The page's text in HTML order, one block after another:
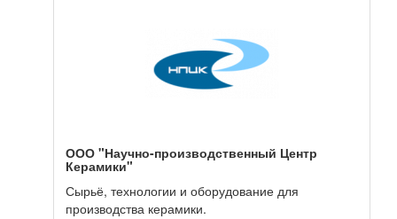
ООО "Научно-производственный Центр
Керамики"
Сырьё, технологии и оборудование для
производства керамики.